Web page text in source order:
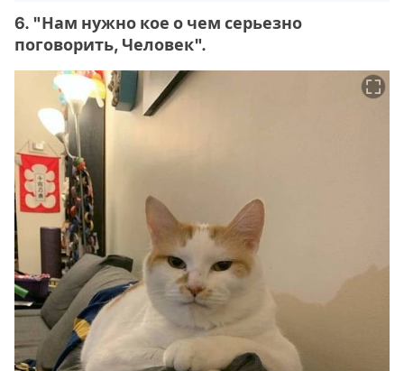
6. "Нам нужно кое о чем серьезно
поговорить, Человек".